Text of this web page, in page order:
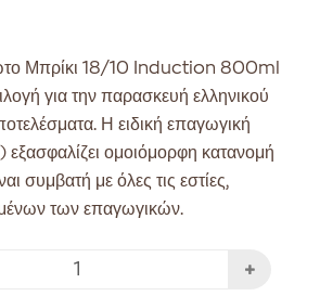
Μπρίκι 18/10 Induction 800ml
για την παρασκευή ελληνικού
Η ειδική επαγωγική
ομοιόμορφη κατανομή
συμβατή με όλες τις εστίες,
των επαγωγικών.